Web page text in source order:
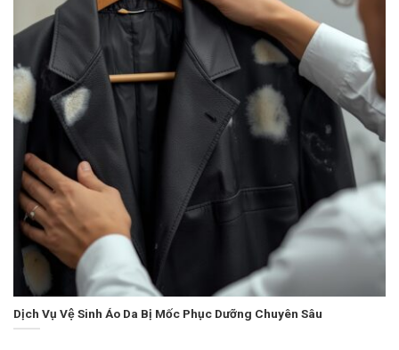
Dịch Vụ Vệ Sinh Áo Da Bị Mốc Phục Dưỡng Chuyên Sâu